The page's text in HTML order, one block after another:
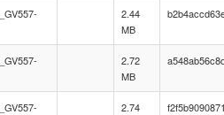
2.44
MB
2.72
MB
2.74